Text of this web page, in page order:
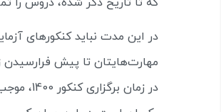
در این مدت نباید کنکورهای
در